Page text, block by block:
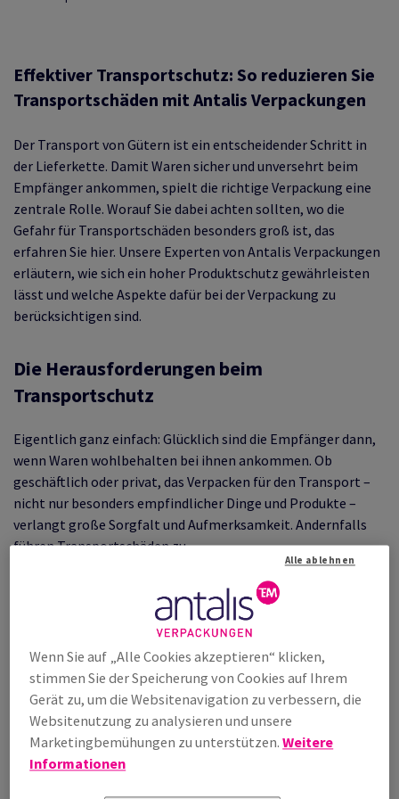
Effektiver Transportschutz: So reduzieren Sie
Transportschäden mit Antalis Verpackungen
Der Transport von Gütern ist ein entscheidender Schritt in
der Lieferkette. Damit Waren sicher und unversehrt beim
Empfänger ankommen, spielt die richtige Verpackung eine
zentrale Rolle. Worauf Sie dabei achten sollten, wo die
Gefahr für Transportschäden besonders groß ist, das
erfahren Sie hier. Unsere Experten von Antalis Verpackungen
erläutern, wie sich ein hoher Produktschutz gewährleisten
lässt und welche Aspekte dafür bei der Verpackung zu
berücksichtigen sind.
Die Herausforderungen beim
Transportschutz
Eigentlich ganz einfach: Glücklich sind die Empfänger dann,
wenn Waren wohlbehalten bei ihnen ankommen. Ob
geschäftlich oder privat, das Verpacken für den Transport –
nicht nur besonders empfindlicher Dinge und Produkte –
verlangt große Sorgfalt und Aufmerksamkeit. Andernfalls
führen Transportschäden zu
Unzufriedenen Kunden und negativen
Zeit und Kosten für Neuproduktion, Nachbesserung,
Nachlieferung
Ressourcenverschwendung
Welchen Belastungen treten bei Transporten auf?
Während des Transports sind Güter – in Abhängigkeit von
Wenn Sie auf „Alle Cookies akzeptieren“ klicken,
stimmen Sie der Speicherung von Cookies auf Ihrem
Gerät zu, um die Websitenavigation zu verbessern, die
Websitenutzung zu analysieren und unsere
Marketingbemühungen zu unterstützen.Weitere
Informationen
Alle ablehnen